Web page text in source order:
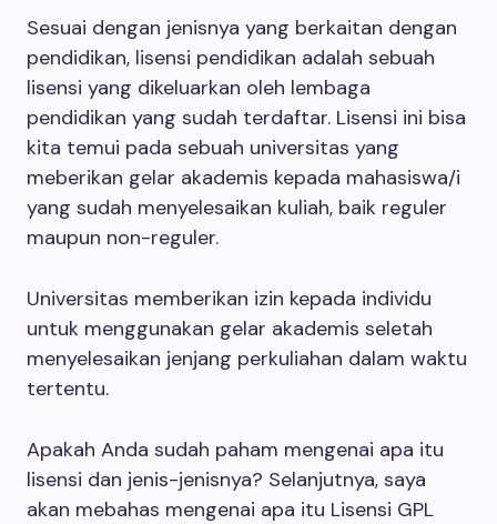
Sesuai dengan jenisnya yang berkaitan dengan
pendidikan, lisensi pendidikan adalah sebuah
lisensi yang dikeluarkan oleh lembaga
pendidikan yang sudah terdaftar. Lisensi ini bisa
kita temui pada sebuah universitas yang
meberikan gelar akademis kepada mahasiswa/i
yang sudah menyelesaikan kuliah, baik reguler
maupun non-reguler.
Universitas memberikan izin kepada individu
untuk menggunakan gelar akademis seletah
menyelesaikan jenjang perkuliahan dalam waktu
tertentu.
Apakah Anda sudah paham mengenai apa itu
lisensi dan jenis-jenisnya? Selanjutnya, saya
akan mebahas mengenai apa itu Lisensi GPL